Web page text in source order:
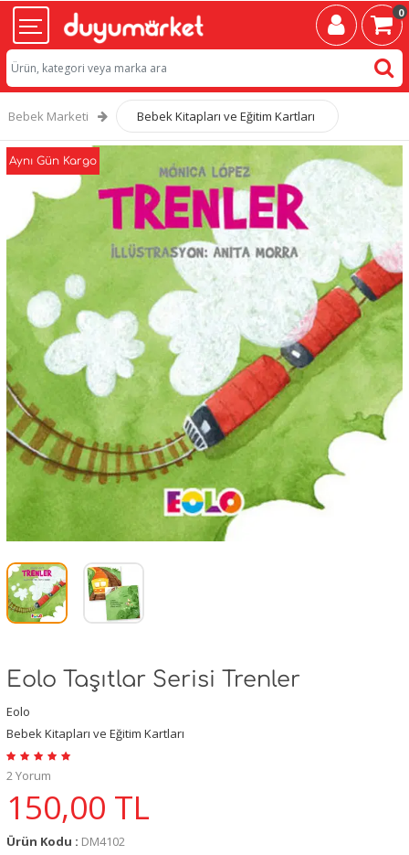
0
Bebek Marketi Bebek Kitapları ve Eğitim Kartları
Aynı Gün Kargo
Eolo Taşıtlar Serisi Trenler
Eolo
Bebek Kitapları ve Eğitim Kartları
2 Yorum
150,00 TL
Ürün Kodu : DM4102